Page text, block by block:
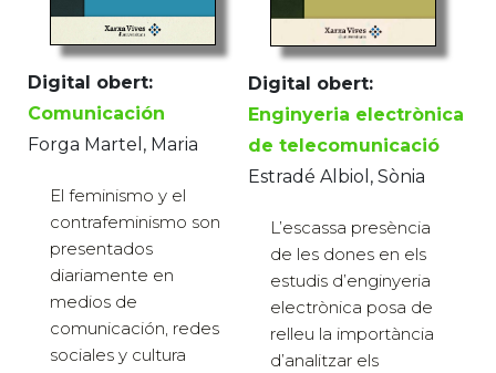
Digital obert:
Comunicación
Forga Martel, Maria
El feminismo y el
contrafeminismo son
presentados
diariamente en
medios de
comunicación, redes
sociales y cultura
Digital obert:
Enginyeria electrònica
de telecomunicació
Estradé Albiol, Sònia
L’escassa presència
de les dones en els
estudis d’enginyeria
electrònica posa de
relleu la importància
d’analitzar els